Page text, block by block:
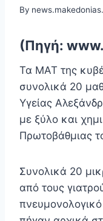
By
(Πηγή:
Τα ΜΑΤ της
συνολικά 20
Υγείας
με ξύλο και
Πρωτοβάθμιας
Συνολικά 20
από τους
πνευμονολογικό